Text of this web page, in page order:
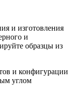
и изготовления
и
образцы из
и конфигурации
углом